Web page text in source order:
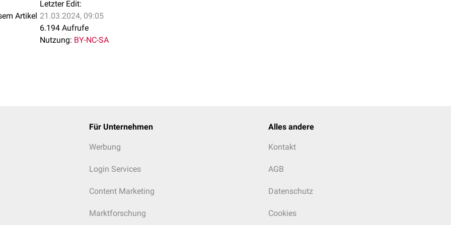
Artikel
Letzter Edit:
21.03.2024, 09:05
6.194 Aufrufe
Nutzung: BY-NC-SA
Für Unternehmen
Werbung
Login Services
Content Marketing
Marktforschung
Alles andere
Kontakt
AGB
Datenschutz
Cookies